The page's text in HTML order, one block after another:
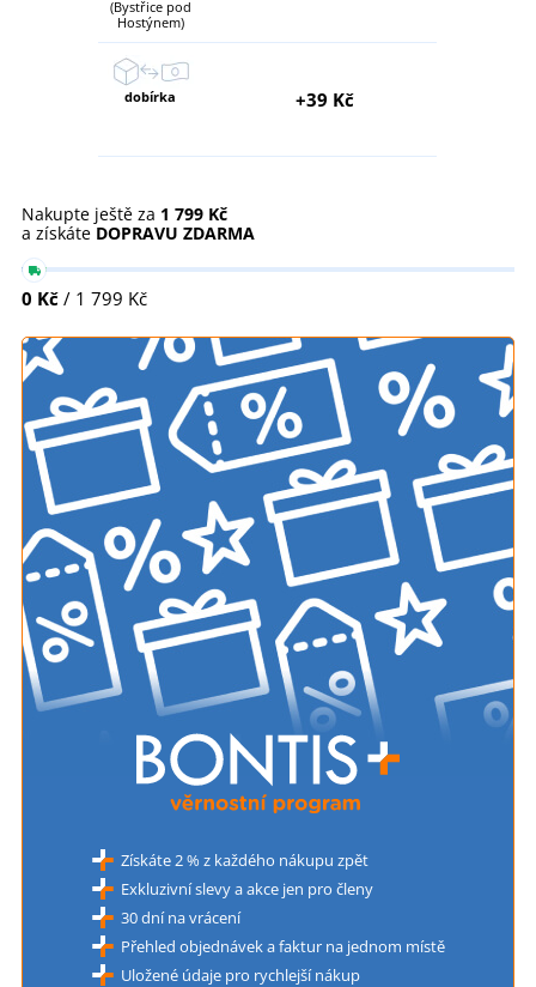
(Bystřice pod
Hostýnem)
dobírka +39 Kč
Nakupte ještě za 1 799 Kč
a získáte DOPRAVU ZDARMA
0 Kč / 1 799 Kč
Získáte 2 % z každého nákupu zpět
Exkluzivní slevy a akce jen pro členy
30 dní na vrácení
Přehled objednávek a faktur na jednom místě
Uložené údaje pro rychlejší nákup